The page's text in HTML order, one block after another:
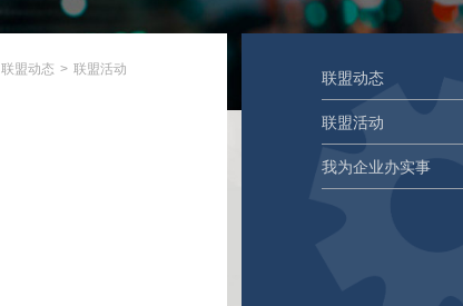
联盟动态 > 联盟活动 联盟动态
联盟活动
我为企业办实事